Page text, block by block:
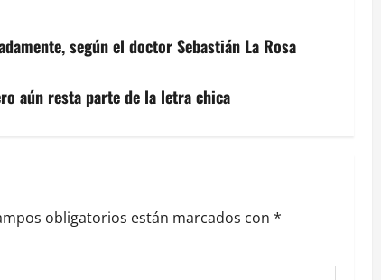
según el doctor Sebastián La Rosa
aún resta parte de la letra chica
obligatorios están marcados con *